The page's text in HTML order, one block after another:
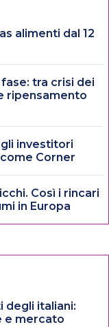
alimenti dal 12
fase: tra crisi dei
ripensamento
investitori
Corner
Così i rincari
in Europa
degli italiani:
e mercato